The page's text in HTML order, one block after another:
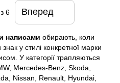
з 6 Вперед
написами обирають, коли
у стилі конкретної марки
У категорії трапляються
Mercedes-Benz, Skoda,
Nissan, Renault, Hyundai,